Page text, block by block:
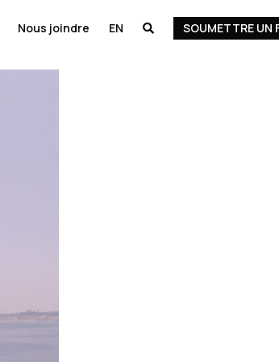
Nous joindre EN  SOUMETTRE UN